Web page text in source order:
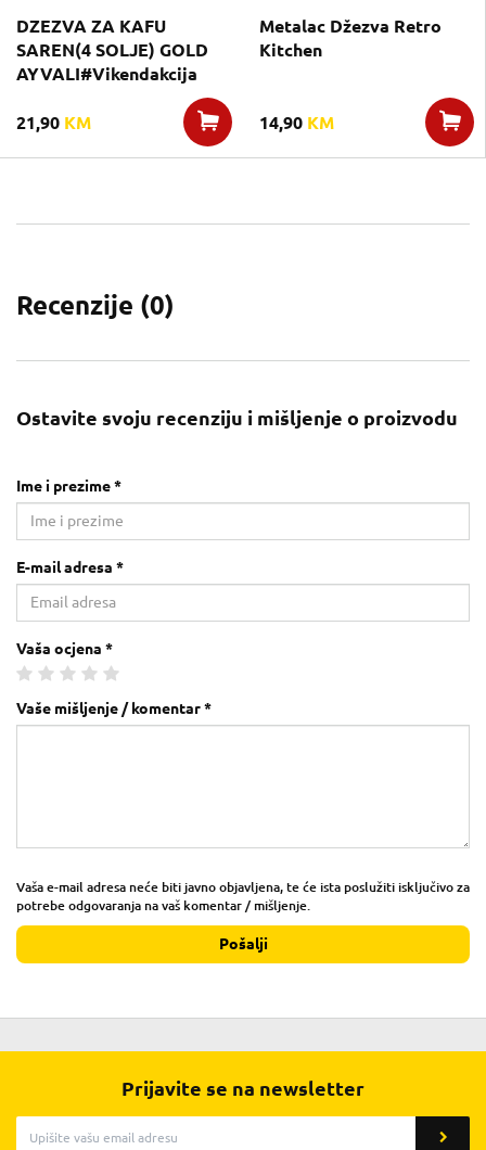
DZEZVA ZA KAFU
SAREN(4 SOLJE) GOLD
AYVALI#Vikendakcija
21,90 KM
Metalac Džezva Retro
Kitchen
14,90 KM
Recenzije (0)
Ostavite svoju recenziju i mišljenje o proizvodu
Ime i prezime *
E-mail adresa *
Vaša ocjena *
Vaše mišljenje / komentar *
Vaša e-mail adresa neće biti javno objavljena, te će ista poslužiti isključivo za
potrebe odgovaranja na vaš komentar / mišljenje.
Pošalji
Prijavite se na newsletter